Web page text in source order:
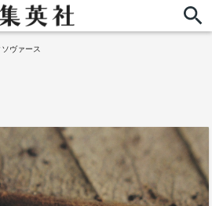
ヴァース